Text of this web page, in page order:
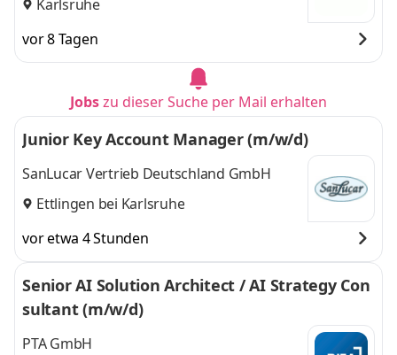
Karlsruhe
vor 8 Tagen
Jobszu dieser Suche per Mail erhalten
Junior Key Account Manager (m/w/d)
SanLucar Vertrieb Deutschland GmbH
Ettlingen bei Karlsruhe
vor etwa 4 Stunden
Senior AI Solution Architect / AI Strategy Con
sultant (m/w/d)
PTA GmbH